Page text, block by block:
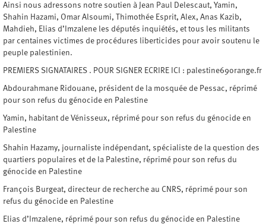
Ainsi nous adressons notre soutien à Jean Paul Delescaut, Yamin,
Shahin Hazami, Omar Alsoumi, Thimothée Esprit, Alex, Anas Kazib,
Mahdieh, Elias d’Imzalene les députés inquiétés, et tous les militants
par centaines victimes de procédures liberticides pour avoir soutenu le
peuple palestinien.
PREMIERS SIGNATAIRES . POUR SIGNER ECRIRE ICI : palestine69orange.fr
Abdourahmane Ridouane, président de la mosquée de Pessac, réprimé
pour son refus du génocide en Palestine
Yamin, habitant de Vénisseux, réprimé pour son refus du génocide en
Palestine
Shahin Hazamy, journaliste indépendant, spécialiste de la question des
quartiers populaires et de la Palestine, réprimé pour son refus du
génocide en Palestine
François Burgeat, directeur de recherche au CNRS, réprimé pour son
refus du génocide en Palestine
Elias d’Imzalene, réprimé pour son refus du génocide en Palestine